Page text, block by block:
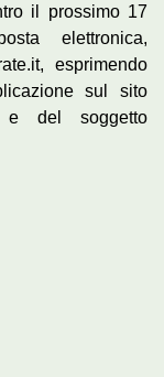
il prossimo 17
elettronica,
esprimendo
sul sito
e del soggetto